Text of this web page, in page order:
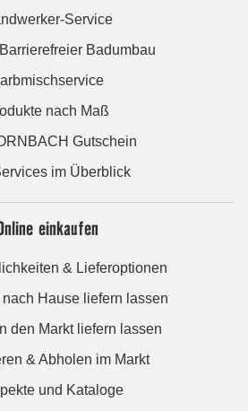
Service
Badumbau
nach Maß
Gutschein
im Überblick
einkaufen
& Lieferoptionen
Hause liefern lassen
den Markt liefern lassen
& Abholen im Markt
und Kataloge